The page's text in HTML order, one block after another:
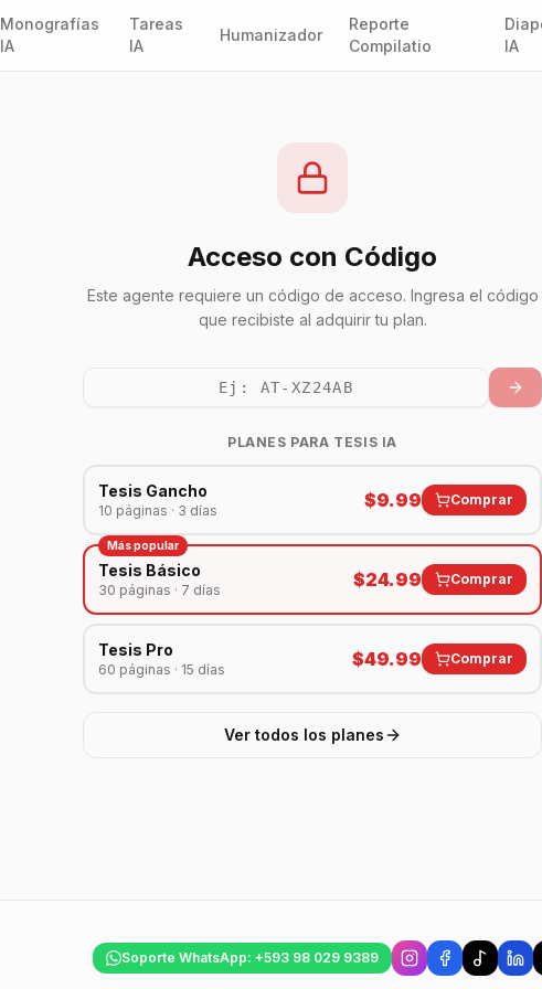
Monografías
IA
Tareas
IA
Humanizador
Reporte
Compilatio
IA
Acceso con Código
Este agente requiere un código de acceso. Ingresa el código
que recibiste al adquirir tu plan.
PLANES PARA TESIS IA
Tesis Gancho
10 páginas · 3 días $9.99 Comprar
Más popular
Tesis Básico
30 páginas · 7 días $24.99 Comprar
Tesis Pro
60 páginas · 15 días $49.99 Comprar
Ver todos los planes
Soporte WhatsApp: +593 98 029 9389